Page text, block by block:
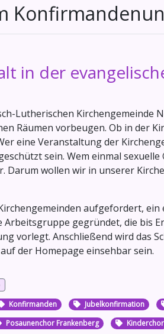
in der
Lutherischen Kirchengemeinde
Räumen vorbeugen. Ob in der
eine Veranstaltung der
sein. Wem einmal
Darum wollen wir in unserer
aufgefordert,
gegründet, die bis
vorlegt. Anschließend wird das
der Homepage einsehbar sein.
Konfirmanden Jubelkonfirmation
Posaunenchor Frankenberg Kinderchor